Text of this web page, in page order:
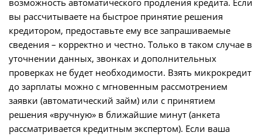
возможность автоматического продления кредита. Если
вы рассчитываете на быстрое принятие решения
кредитором, предоставьте ему все запрашиваемые
сведения – корректно и честно. Только в таком случае в
уточнении данных, звонках и дополнительных
проверках не будет необходимости. Взять микрокредит
до зарплаты можно с мгновенным рассмотрением
заявки (автоматический займ) или с принятием
решения «вручную» в ближайшие минут (анкета
рассматривается кредитным экспертом). Если ваша